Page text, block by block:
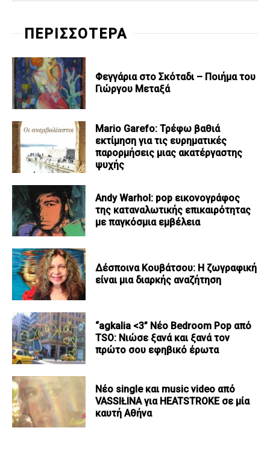
ΠΕΡΙΣΣΟΤΕΡΑ
Φεγγάρια στο Σκόταδι – Ποιήμα του
Γιώργου Μεταξά
Mario Garefo: Τρέφω βαθιά
εκτίμηση για τις ευρηματικές
παρορμήσεις μιας ακατέργαστης
ψυχής
Andy Warhol: pop εικονογράφος
της καταναλωτικής επικαιρότητας
με παγκόσμια εμβέλεια
Δέσποινα Κουβάτσου: Η ζωγραφική
είναι μια διαρκής αναζήτηση
“agkalia <3” Νέο Bedroom Pop από
TSO: Νιώσε ξανά και ξανά τον
πρώτο σου εφηβικό έρωτα
Νέο single και music video από
VASSIŁINA για HEATSTROKE σε μία
καυτή Αθήνα